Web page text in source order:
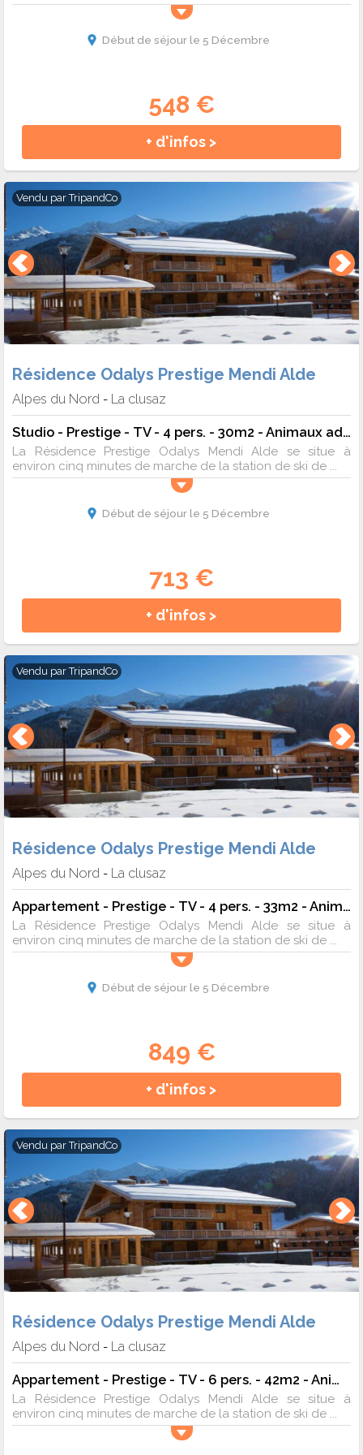
Début de séjour le 5 Décembre
548 €
+ d'infos >
Vendu parTripandCo
Résidence Odalys Prestige Mendi Alde
Alpes du Nord - La clusaz
Studio - Prestige - TV - 4 pers. - 30m2 - Animaux admis
La Résidence Prestige Odalys Mendi Alde se situe à
environ cinq minutes de marche de la station de ski de ...
Début de séjour le 5 Décembre
713 €
+ d'infos >
Vendu parTripandCo
Résidence Odalys Prestige Mendi Alde
Alpes du Nord - La clusaz
Appartement - Prestige - TV - 4 pers. - 33m2 - Animaux admis
La Résidence Prestige Odalys Mendi Alde se situe à
environ cinq minutes de marche de la station de ski de ...
Début de séjour le 5 Décembre
849 €
+ d'infos >
Vendu parTripandCo
Résidence Odalys Prestige Mendi Alde
Alpes du Nord - La clusaz
Appartement - Prestige - TV - 6 pers. - 42m2 - Animaux admis
La Résidence Prestige Odalys Mendi Alde se situe à
environ cinq minutes de marche de la station de ski de ...